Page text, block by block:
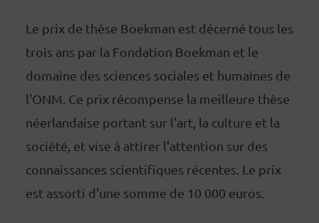
Le prix de thèse Boekman est décerné tous les
trois ans par la Fondation Boekman et le
domaine des sciences sociales et humaines de
l'ONM. Ce prix récompense la meilleure thèse
néerlandaise portant sur l'art, la culture et la
société, et vise à attirer l'attention sur des
connaissances scientifiques récentes. Le prix
est assorti d'une somme de 10 000 euros.